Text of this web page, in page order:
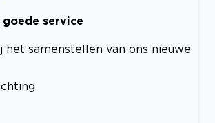
service
het samenstellen van ons nieuwe